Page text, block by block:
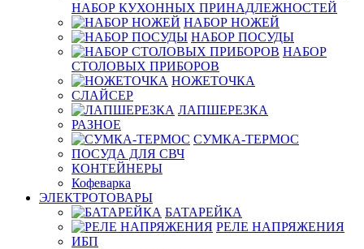
НАБОР КУХОННЫХ ПРИНАДЛЕЖНОСТЕЙ
НАБОР НОЖЕЙ
НАБОР ПОСУДЫ
НАБОР
СТОЛОВЫХ ПРИБОРОВ
НОЖЕТОЧКА
СЛАЙСЕР
ЛАПШЕРЕЗКА
РАЗНОЕ
СУМКА-ТЕРМОС
ПОСУДА ДЛЯ СВЧ
КОНТЕЙНЕРЫ
Кофеварка
ЭЛЕКТРОТОВАРЫ
БАТАРЕЙКА
РЕЛЕ НАПРЯЖЕНИЯ
ИБП